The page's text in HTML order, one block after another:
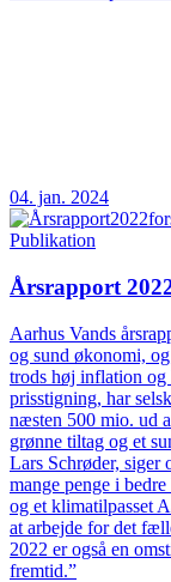
04. jan. 2024
Publikation
Årsrapport
Aarhus Vands
og sund økonomi,
trods høj inflation og
prisstigning, har
næsten 500 mio. ud
grønne tiltag og et
Lars Schrøder, siger
mange penge i
og et klimatilpasset
at arbejde for det
2022 er også en
fremtid.”